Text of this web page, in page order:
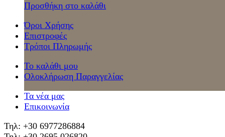
Προσθήκη στο καλάθι
Όροι Χρήσης
Επιστροφές
Τρόποι Πληρωμής
Το καλάθι μου
Ολοκλήρωση Παραγγελίας
Τα νέα μας
Επικοινωνία
Τηλ: +30 6977286884